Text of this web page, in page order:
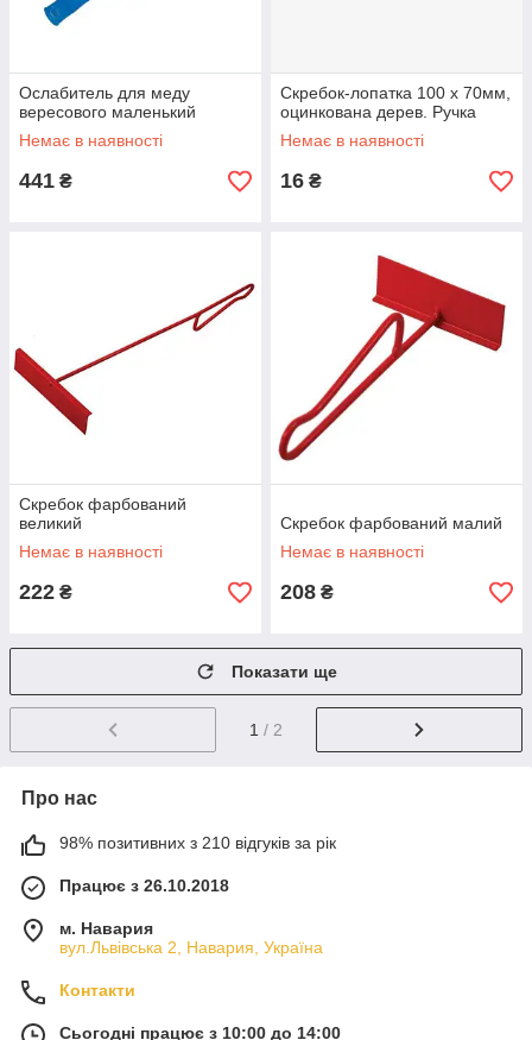
Ослабитель для меду
вересового маленький
Немає в наявності
441 ₴
Скребок-лопатка 100 х 70мм,
оцинкована дерев. Ручка
Немає в наявності
16 ₴
Скребок фарбований
великий
Немає в наявності
222 ₴
Скребок фарбований малий
Немає в наявності
208 ₴
Показати ще
1 / 2
Про нас
98% позитивних з 210 відгуків за рік
Працює з 26.10.2018
м. Навария
вул.Львівська 2, Навария, Україна
Контакти
Сьогодні працює з 10:00 до 14:00